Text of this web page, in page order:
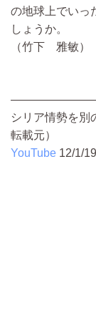
の地球上でいっ
しょうか。
（竹下 雅敏）
シリア情勢を別
転載元）
YouTube 12/1/19